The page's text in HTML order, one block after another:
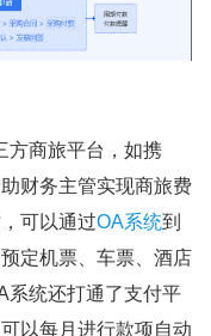
商旅平台，如携
财务主管实现商旅费
可以通过OA系统到
定机票、车票、酒店
系统还打通了支付平
以每月进行款项自动